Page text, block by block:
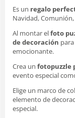
Es un regalo
Navidad,
Al montar elfoto
de decoración
emocionante.
Crea un fotopuzzle
evento especial
Elige un marco de
elemento de
especial.